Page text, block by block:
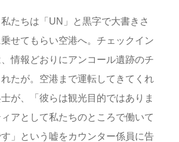
たちは「UN」と黒字で大書きさ
せてもらい空港へ。チェックイン
情報どおりにアンコール遺跡のチ
たが。空港まで運転してきてくれ
が、「彼らは観光目的ではありま
アとして私たちのところで働いて
」という嘘をカウンター係員に告